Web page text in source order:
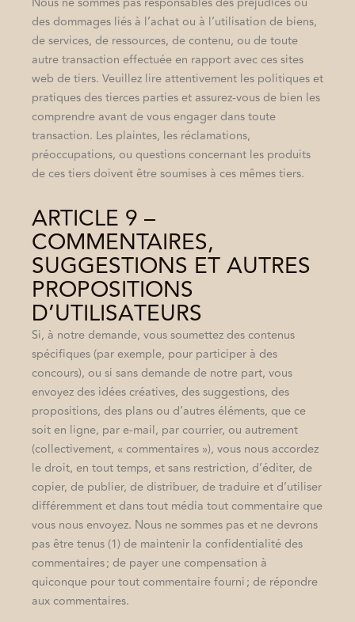
des dommages liés à l’achat ou à l’utilisation de biens,
de services, de ressources, de contenu, ou de toute
autre transaction effectuée en rapport avec ces sites
web de tiers. Veuillez lire attentivement les politiques et
pratiques des tierces parties et assurez-vous de bien les
comprendre avant de vous engager dans toute
transaction. Les plaintes, les réclamations,
préoccupations, ou questions concernant les produits
de ces tiers doivent être soumises à ces mêmes tiers.
ARTICLE 9 –
COMMENTAIRES,
SUGGESTIONS ET AUTRES
PROPOSITIONS
D’UTILISATEURS
Si, à notre demande, vous soumettez des contenus
spécifiques (par exemple, pour participer à des
concours), ou si sans demande de notre part, vous
envoyez des idées créatives, des suggestions, des
propositions, des plans ou d’autres éléments, que ce
soit en ligne, par e-mail, par courrier, ou autrement
(collectivement, « commentaires »), vous nous accordez
le droit, en tout temps, et sans restriction, d’éditer, de
copier, de publier, de distribuer, de traduire et d’utiliser
différemment et dans tout média tout commentaire que
vous nous envoyez. Nous ne sommes pas et ne devrons
pas être tenus (1) de maintenir la confidentialité des
commentaires ; de payer une compensation à
quiconque pour tout commentaire fourni ; de répondre
aux commentaires.